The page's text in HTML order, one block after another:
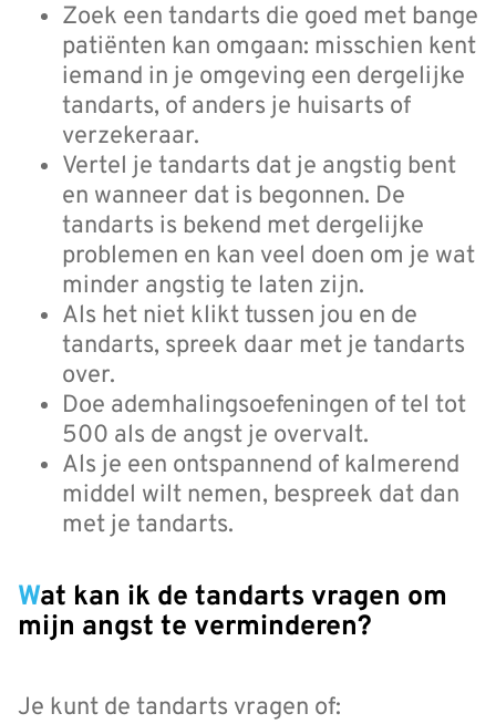
Zoek een tandarts die goed met bange
patiënten kan omgaan: misschien kent
iemand in je omgeving een dergelijke
tandarts, of anders je huisarts of
verzekeraar.
Vertel je tandarts dat je angstig bent
en wanneer dat is begonnen. De
tandarts is bekend met dergelijke
problemen en kan veel doen om je wat
minder angstig te laten zijn.
Als het niet klikt tussen jou en de
tandarts, spreek daar met je tandarts
over.
Doe ademhalingsoefeningen of tel tot
500 als de angst je overvalt.
Als je een ontspannend of kalmerend
middel wilt nemen, bespreek dat dan
met je tandarts.
Wat kan ik de tandarts vragen om
mijn angst te verminderen?
Je kunt de tandarts vragen of: